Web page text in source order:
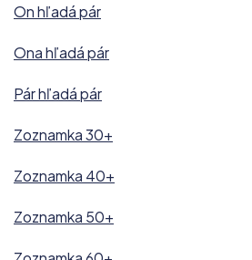
On hľadá pár
Ona hľadá pár
Pár hľadá pár
Zoznamka 30+
Zoznamka 40+
Zoznamka 50+